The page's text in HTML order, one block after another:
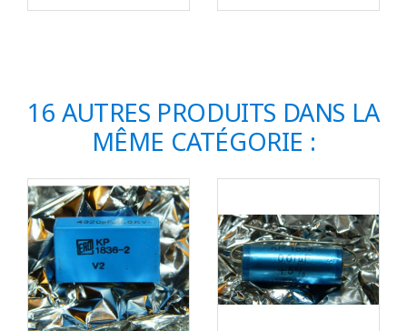
16 AUTRES PRODUITS DANS LA
MÊME CATÉGORIE :